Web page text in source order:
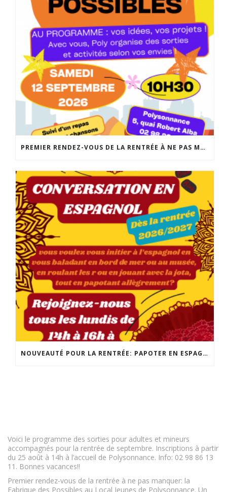
PREMIER RENDEZ-VOUS DE LA RENTRÉE À NE PAS MANQUER: LA FABRIQUE DES POSSIBLES AU LOCAL JEUNES DE POLYSONNANCE. UN MOMENT CONVIVIAL POUR RÉALISER VOS PROJETS DE SORTIES, D’ACTIVITÉS, DE SÉJOURS… INFO: 02 98 86 13 11
NOUVEAUTÉ POUR LA RENTRÉE: PAPOTER EN ESPAGNOL! POUR TOUS LES NIVEAUX, LES LUNDIS DE 14H À 16H! INSCRIPTION ET INFO : 02 98 86 13 11
Voici le programme des sorties pour adultes et mineurs
accompagnés pour la rentrée de septembre. Inscriptions à partir
du 25 août à 14h à l’accueil de Polysonnance. Info: 02 98 86 13
11. Bonnes vacances!!
Premier rendez-vous de la rentrée à ne pas manquer: la
Fabrique des Possibles au Local Jeunes de Polysonnance. Un